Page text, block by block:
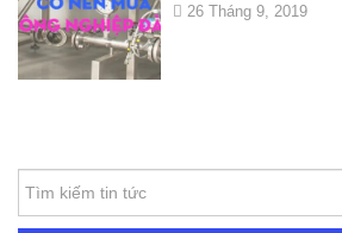
26 Tháng 9, 2019